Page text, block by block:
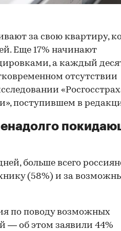
за свою квартиру,
Еще 17% начинают
а каждый
отсутствии
поступившем в
больше всего
(58%) и за
по поводу возможных
— об этом заявили 44%